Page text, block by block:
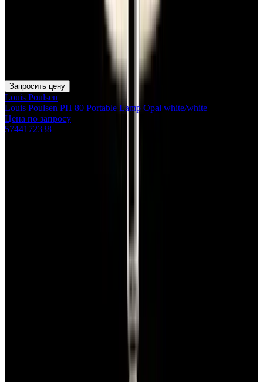
Запросить цену
Louis Poulsen
Louis Poulsen PH 80 Portable Lamp Opal white/white
Цена по запросу
5744172338